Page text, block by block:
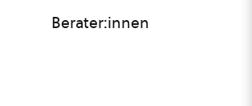
Berater:innen